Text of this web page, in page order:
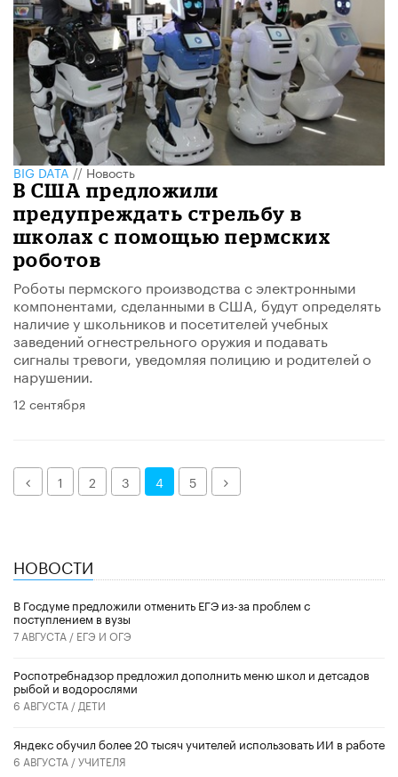
BIG DATA//Новость
В США предложили
предупреждать стрельбу в
школах с помощью пермских
роботов
Роботы пермского производства с электронными
компонентами, сделанными в США, будут определять
наличие у школьников и посетителей учебных
заведений огнестрельного оружия и подавать
сигналы тревоги, уведомляя полицию и родителей о
нарушении.
12 сентября
Назад1 2 3 4 5 Далее
НОВОСТИ
В Госдуме предложили отменить ЕГЭ из-за проблем с
поступлением в вузы
7 АВГУСТА / ЕГЭ И ОГЭ
Роспотребнадзор предложил дополнить меню школ и детсадов
рыбой и водорослями
6 АВГУСТА / ДЕТИ
​Яндекс обучил более 20 тысяч учителей использовать ИИ в работе
6 АВГУСТА /УЧИТЕЛЯ